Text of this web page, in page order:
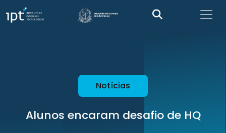
Notícias
Alunos encaram desafio de HQ